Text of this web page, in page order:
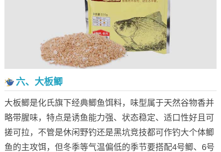
六、大板鲫
大板鲫是化氏旗下经典鲫鱼饵料，味型属于天然谷物香并
略带腥味，特点是诱鱼能力强、状态稳定、适口性好且可
搓可拉，不管是休闲野钓还是黑坑竞技都可作钓大个体鲫
鱼的主攻饵，但冬季等气温偏低的季节要搭配4号鲫、6号